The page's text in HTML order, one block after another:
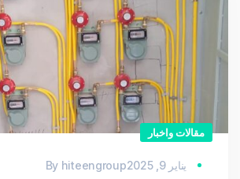
مقالات واخبار
يناير 9, 2025 By hiteengroup